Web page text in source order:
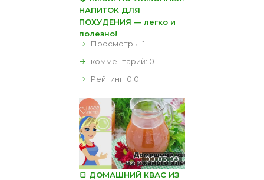
НАПИТОК ДЛЯ
ПОХУДЕНИЯ — легко и
полезно!
Просмотры: 1
комментарий: 0
Рейтинг: 0.0
00:03:09
🍞 ДОМАШНИЙ КВАС ИЗ